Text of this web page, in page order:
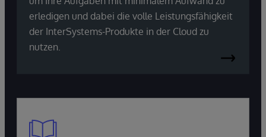
erledigen und dabei die volle Leistungsfähigkeit
der InterSystems-Produkte in der Cloud zu
nutzen.